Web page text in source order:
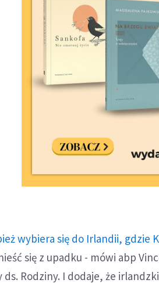
wybiera się do Irlandii, gdzie
się z upadku - mówi abp
ds. Rodziny. I dodaje, że